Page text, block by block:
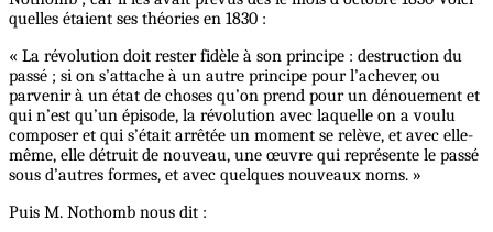
quelles étaient ses théories en 1830 :
« La révolution doit rester fidèle à son principe : destruction du
passé ; si on s’attache à un autre principe pour l’achever, ou
parvenir à un état de choses qu’on prend pour un dénouement et
qui n’est qu’un épisode, la révolution avec laquelle on a voulu
composer et qui s’était arrêtée un moment se relève, et avec elle-
même, elle détruit de nouveau, une œuvre qui représente le passé
sous d’autres formes, et avec quelques nouveaux noms. »
Puis M. Nothomb nous dit :